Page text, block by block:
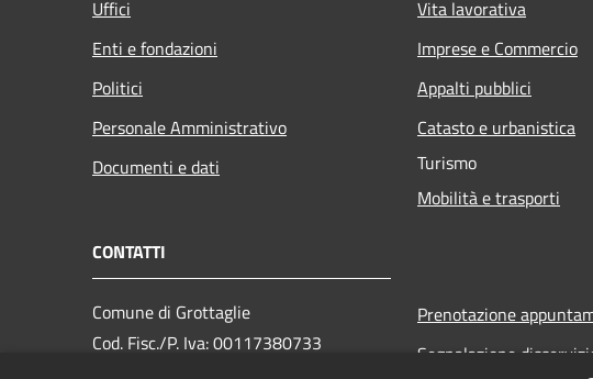
Uffici
Enti e fondazioni
Politici
Personale Amministrativo
Documenti e dati
Vita lavorativa
Imprese e Commercio
Appalti pubblici
Catasto e urbanistica
Turismo
Mobilità e trasporti
CONTATTI
Comune di Grottaglie
Cod. Fisc./P. Iva: 00117380733
Prenotazione
Segnalazione